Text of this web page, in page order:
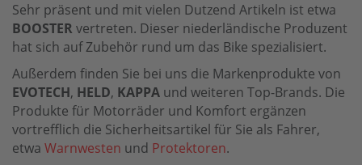
Sehr präsent und mit vielen Dutzend Artikeln ist etwa
BOOSTER vertreten. Dieser niederländische Produzent
hat sich auf Zubehör rund um das Bike spezialisiert.
Außerdem finden Sie bei uns die Markenprodukte von
EVOTECH, HELD, KAPPA und weiteren Top-Brands. Die
Produkte für Motorräder und Komfort ergänzen
vortrefflich die Sicherheitsartikel für Sie als Fahrer,
etwa Warnwesten und Protektoren.